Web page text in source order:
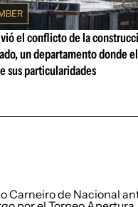
el conflicto de la
un departamento donde el
sus particularidades